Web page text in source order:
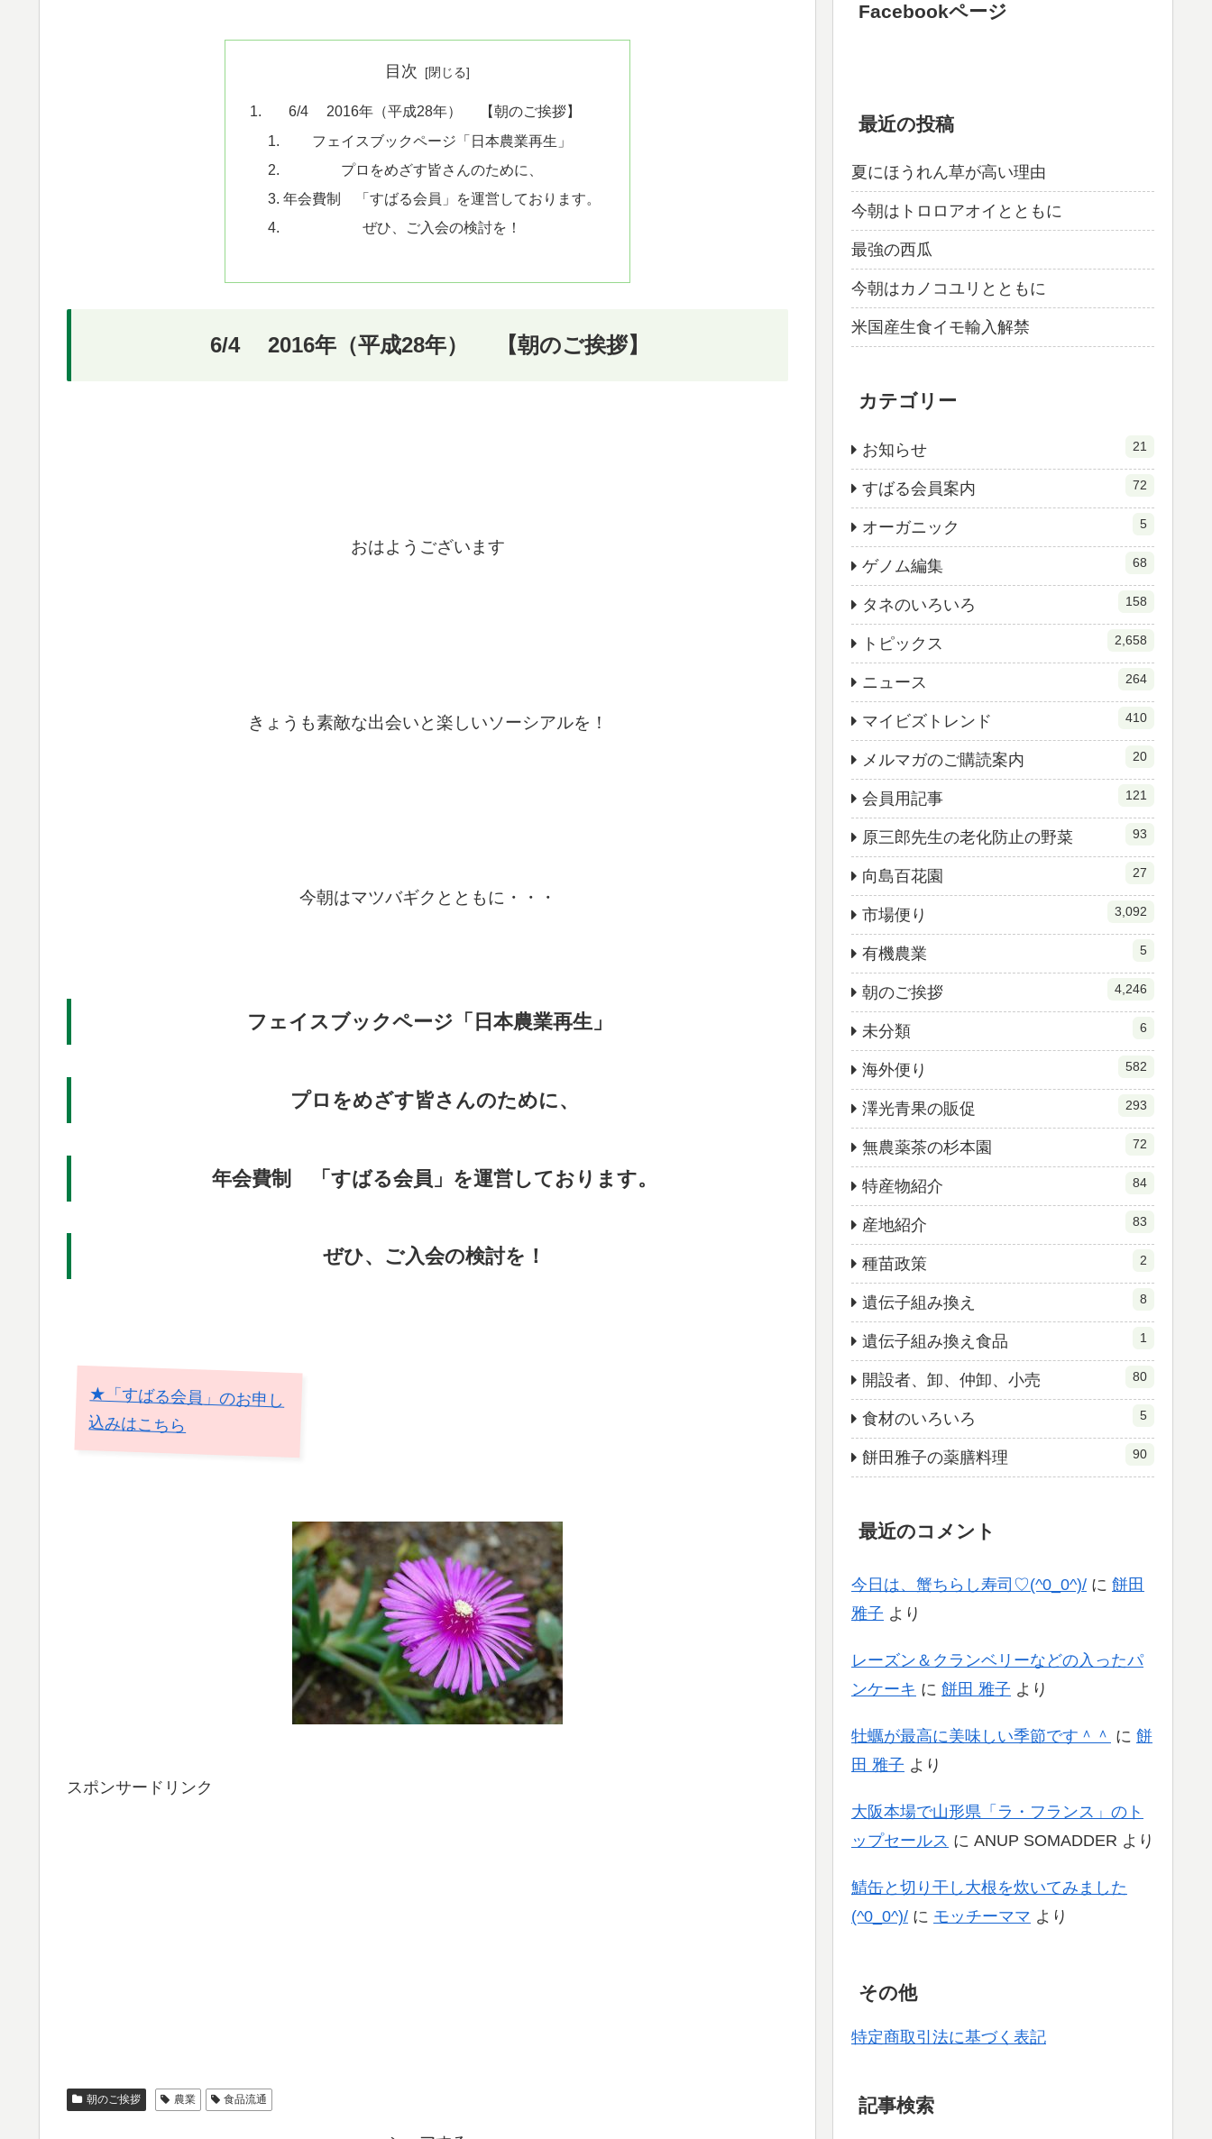
目次
6/4 2016年（平成28年） 【朝のご挨拶】
フェイスブックページ「日本農業再生」
プロをめざす皆さんのために、
年会費制 「すばる会員」を運営しております。
ぜひ、ご入会の検討を！
6/4 2016年（平成28年） 【朝のご挨拶】
おはようございます
きょうも素敵な出会いと楽しいソーシアルを！
今朝はマツバギクとともに・・・
フェイスブックページ「日本農業再生」
プロをめざす皆さんのために、
年会費制 「すばる会員」を運営しております。
ぜひ、ご入会の検討を！
★「すばる会員」のお申し
込みはこちら
スポンサードリンク
朝のご挨拶 農業 食品流通
Facebookページ
最近の投稿
夏にほうれん草が高い理由
今朝はトロロアオイとともに
最強の西瓜
今朝はカノコユリとともに
米国産生食イモ輸入解禁
カテゴリー
お知らせ 21
すばる会員案内 72
オーガニック 5
ゲノム編集 68
タネのいろいろ 158
トピックス 2,658
ニュース 264
マイビズトレンド 410
メルマガのご購読案内 20
会員用記事 121
原三郎先生の老化防止の野菜 93
向島百花園 27
市場便り 3,092
有機農業 5
朝のご挨拶 4,246
未分類 6
海外便り 582
澤光青果の販促 293
無農薬茶の杉本園 72
特産物紹介 84
産地紹介 83
種苗政策 2
遺伝子組み換え 8
遺伝子組み換え食品 1
開設者、卸、仲卸、小売 80
食材のいろいろ 5
餅田雅子の薬膳料理 90
最近のコメント
今日は、蟹ちらし寿司♡(^0_0^)/ に 餅田
雅子 より
レーズン＆クランベリーなどの入ったパ
ンケーキ に 餅田 雅子 より
牡蠣が最高に美味しい季節です＾＾ に 餅
田 雅子 より
大阪本場で山形県「ラ・フランス」のト
ップセールス に ANUP SOMADDER より
鯖缶と切り干し大根を炊いてみました
(^0_0^)/ に モッチーママ より
その他
特定商取引法に基づく表記
記事検索